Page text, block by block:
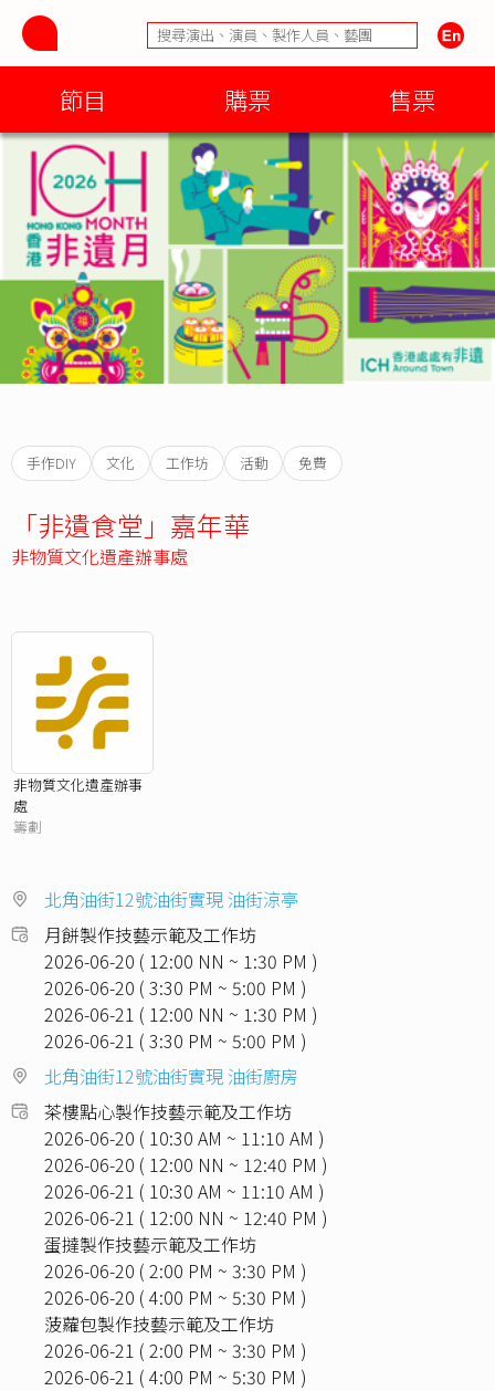
節目 購票 售票
手作DIY 文化 工作坊 活動 免費
「非遺食堂」嘉年華
非物質文化遺產辦事處
非物質文化遺產辦事
處
籌劃
北角油街12號油街實現 油街涼亭
月餅製作技藝示範及工作坊
2026-06-20 ( 12:00 NN ~ 1:30 PM )
2026-06-20 ( 3:30 PM ~ 5:00 PM )
2026-06-21 ( 12:00 NN ~ 1:30 PM )
2026-06-21 ( 3:30 PM ~ 5:00 PM )
北角油街12號油街實現 油街廚房
茶樓點心製作技藝示範及工作坊
2026-06-20 ( 10:30 AM ~ 11:10 AM )
2026-06-20 ( 12:00 NN ~ 12:40 PM )
2026-06-21 ( 10:30 AM ~ 11:10 AM )
2026-06-21 ( 12:00 NN ~ 12:40 PM )
蛋撻製作技藝示範及工作坊
2026-06-20 ( 2:00 PM ~ 3:30 PM )
2026-06-20 ( 4:00 PM ~ 5:30 PM )
菠蘿包製作技藝示範及工作坊
2026-06-21 ( 2:00 PM ~ 3:30 PM )
2026-06-21 ( 4:00 PM ~ 5:30 PM )